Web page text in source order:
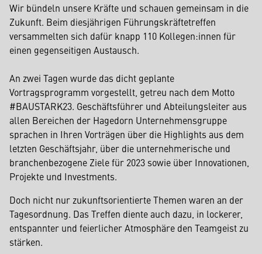
Wir bündeln unsere Kräfte und schauen gemeinsam in die
Zukunft. Beim diesjährigen Führungskräftetreffen
versammelten sich dafür knapp 110 Kollegen:innen für
einen gegenseitigen Austausch.
An zwei Tagen wurde das dicht geplante
Vortragsprogramm vorgestellt, getreu nach dem Motto
#BAUSTARK23. Geschäftsführer und Abteilungsleiter aus
allen Bereichen der Hagedorn Unternehmensgruppe
sprachen in Ihren Vorträgen über die Highlights aus dem
letzten Geschäftsjahr, über die unternehmerische und
branchenbezogene Ziele für 2023 sowie über Innovationen,
Projekte und Investments.
Doch nicht nur zukunftsorientierte Themen waren an der
Tagesordnung. Das Treffen diente auch dazu, in lockerer,
entspannter und feierlicher Atmosphäre den Teamgeist zu
stärken.